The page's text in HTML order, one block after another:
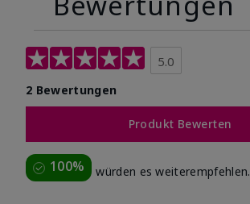
5.0
2 Bewertungen
Produkt Bewerten
100% würden es weiterempfehlen.